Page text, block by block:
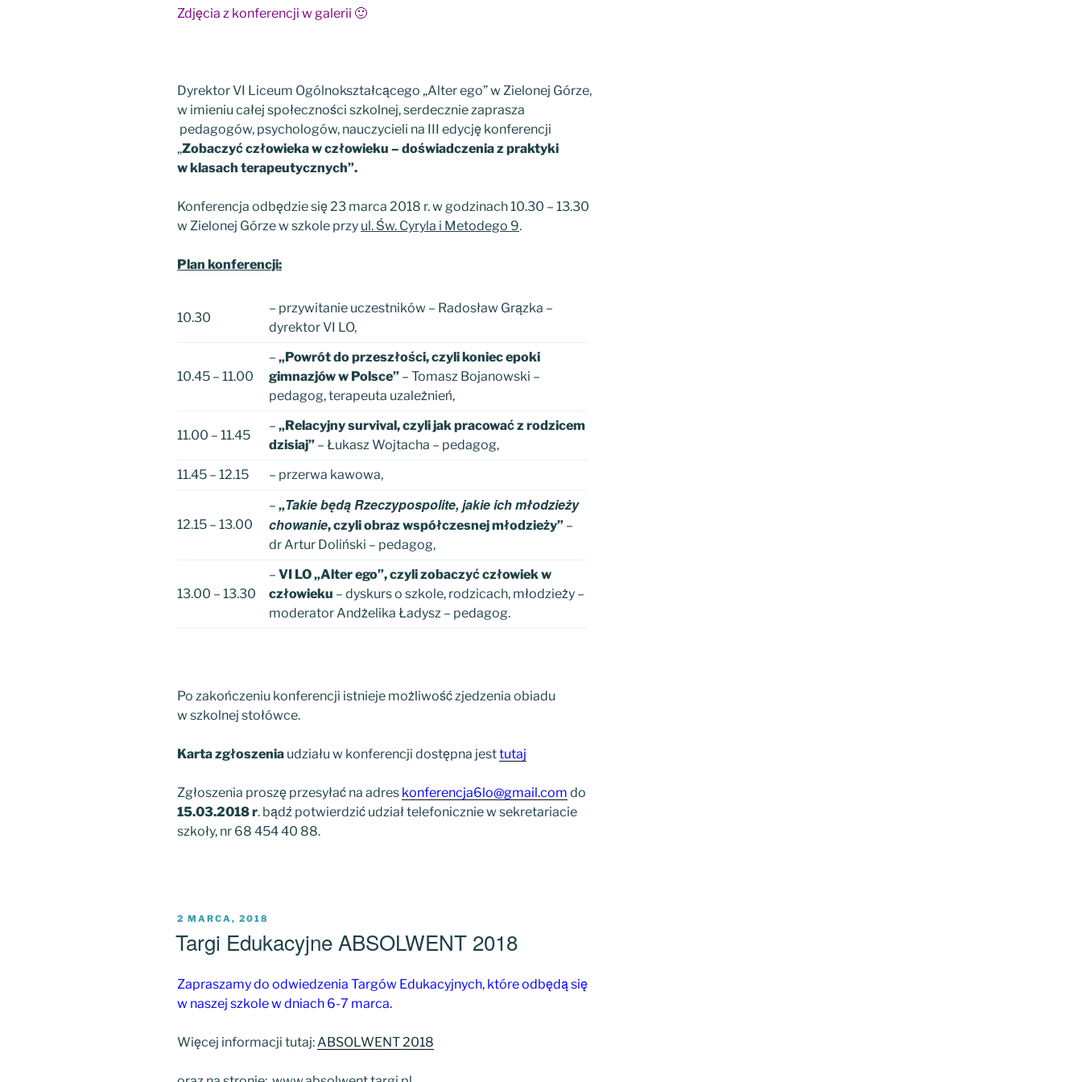
Zdjęcia z konferencji w galerii 🙂
Dyrektor VI Liceum Ogólnokształcącego „Alter ego” w Zielonej Górze,
w imieniu całej społeczności szkolnej, serdecznie zaprasza
pedagogów, psychologów, nauczycieli na III edycję konferencji
„Zobaczyć człowieka w człowieku – doświadczenia z praktyki
w klasach terapeutycznych”.
Konferencja odbędzie się 23 marca 2018 r. w godzinach 10.30 – 13.30
w Zielonej Górze w szkole przy ul. Św. Cyryla i Metodego 9.
Plan konferencji:
10.30
– przywitanie uczestników – Radosław Grązka –
dyrektor VI LO,
10.45 – 11.00
– „Powrót do przeszłości, czyli koniec epoki
gimnazjów w Polsce” – Tomasz Bojanowski –
pedagog, terapeuta uzależnień,
11.00 – 11.45
– „Relacyjny survival, czyli jak pracować z rodzicem
dzisiaj” – Łukasz Wojtacha – pedagog,
11.45 – 12.15
– przerwa kawowa,
12.15 – 13.00
– „Takie będą Rzeczypospolite, jakie ich młodzieży
chowanie, czyli obraz współczesnej młodzieży” –
dr Artur Doliński – pedagog,
13.00 – 13.30
– VI LO „Alter ego”, czyli zobaczyć człowiek w
człowieku – dyskurs o szkole, rodzicach, młodzieży –
moderator Andżelika Ładysz – pedagog.
Po zakończeniu konferencji istnieje możliwość zjedzenia obiadu
w szkolnej stołówce.
Karta zgłoszenia udziału w konferencji dostępna jesttutaj
Zgłoszenia proszę przesyłać na adres konferencja6lo@gmail.com do
15.03.2018 r. bądź potwierdzić udział telefonicznie w sekretariacie
szkoły, nr 68 454 40 88.
OPUBLIKOWANE
2 MARCA, 2018
Targi Edukacyjne ABSOLWENT 2018
Zapraszamy do odwiedzenia Targów Edukacyjnych, które odbędą się
w naszej szkole w dniach 6-7 marca.
Więcej informacji tutaj: ABSOLWENT 2018